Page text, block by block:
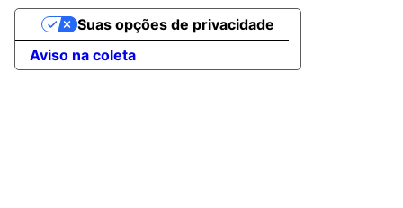
Aviso na coleta
Suas opções de privacidade